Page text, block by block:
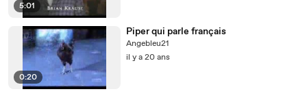
5:01
0:20
Piper qui parle français
Angebleu21
il y a 20 ans